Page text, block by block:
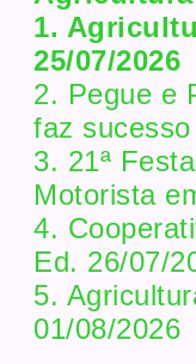
1.
25/07/2026
2. Pegue e
faz
3. 21ª
Motorista
4.
Ed. 26/07/
5.
01/08/2026